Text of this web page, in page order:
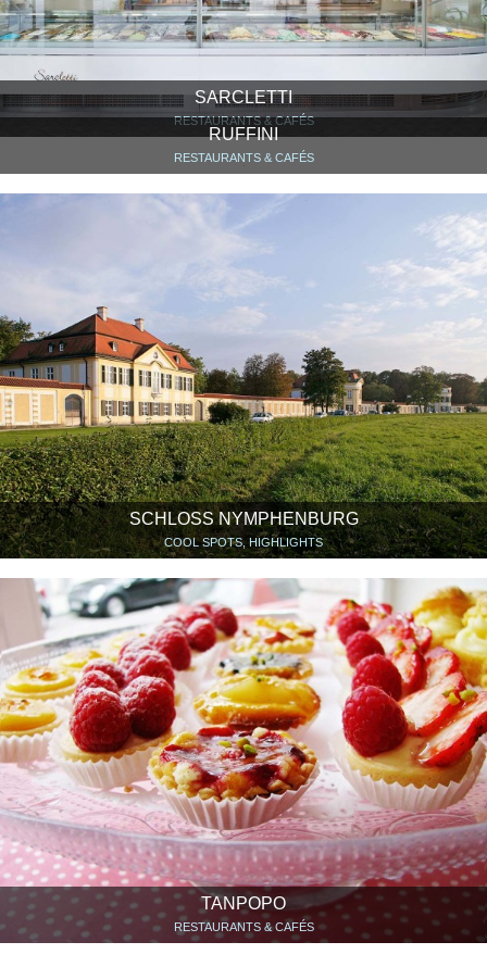
SARCLETTI
RESTAURANTS & CAFÉS
RUFFINI
RESTAURANTS & CAFÉS
SCHLOSS NYMPHENBURG
COOL SPOTS, HIGHLIGHTS
TANPOPO
RESTAURANTS & CAFÉS